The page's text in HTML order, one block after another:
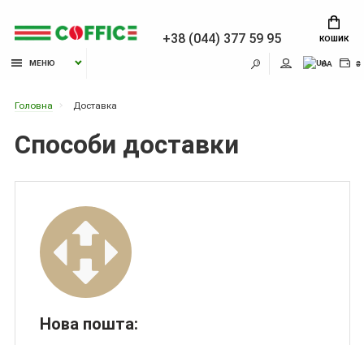
+38 (044) 377 59 95 КОШИК
МЕНЮ UA ₴
Головна Доставка
Способи доставки
Нова пошта: